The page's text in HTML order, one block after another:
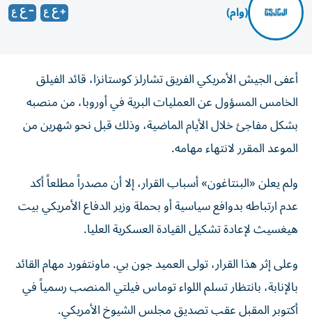
(وام)
أعفى الجيش الأمريكي الفريق تشارلز كوستانزا، قائد الفيلق
الخامس المسؤول عن العمليات البرية في أوروبا، من منصبه
بشكل مفاجئ خلال الأيام الماضية، وذلك قبل نحو شهرين من
الموعد المقرر لانتهاء مهامه.
ولم يعلن «البنتاغون» أسباب القرار، إلا أن مصدراً مطلعاً أكد
عدم ارتباطه بدوافع سياسية أو بحملة وزير الدفاع الأمريكي بيت
هيغسيث لإعادة تشكيل القيادة العسكرية العليا.
وعلى إثر هذا القرار، تولى العميد جون بي. ماونتفورد مهام القائد
بالإنابة، بانتظار تسلم اللواء توماس فيلتي المنصب رسمياً في
أكتوبر المقبل عقب تصديق مجلس الشيوخ الأمريكي.